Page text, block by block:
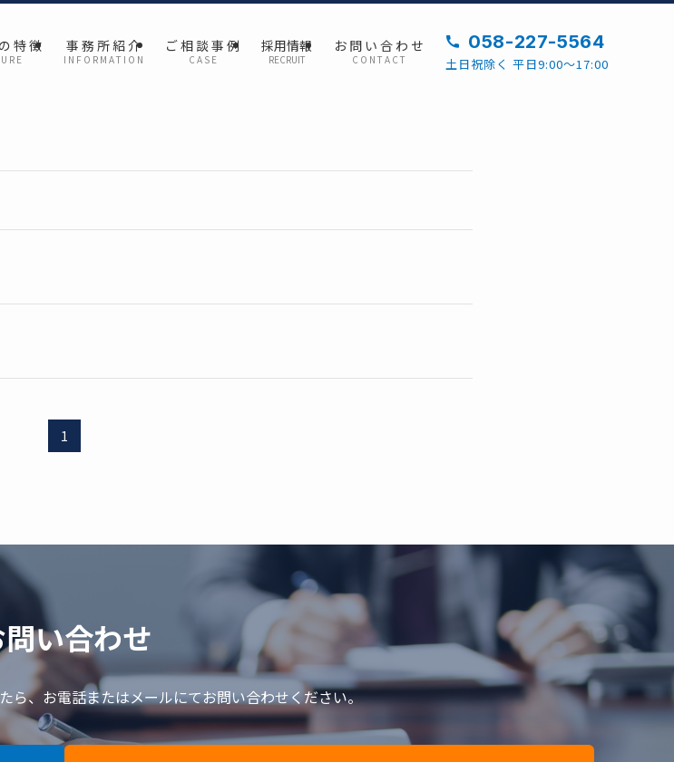
特 徴
R E
事 務 所 紹 介
I N F O R M A T I O N
ご 相 談 事 例
C A S E
採用情報
RECRUIT
お 問 い 合 わ せ
C O N T A C T
058-227-5564
土日祝除く 平日9:00～17:00
1
い合わせ
ら、お電話またはメールにてお問い合わせください。